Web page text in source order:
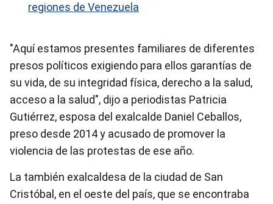
regiones de Venezuela
"Aquí estamos presentes familiares de diferentes
presos políticos exigiendo para ellos garantías de
su vida, de su integridad física, derecho a la salud,
acceso a la salud", dijo a periodistas Patricia
Gutiérrez, esposa del exalcalde Daniel Ceballos,
preso desde 2014 y acusado de promover la
violencia de las protestas de ese año.
La también exalcaldesa de la ciudad de San
Cristóbal, en el oeste del país, que se encontraba